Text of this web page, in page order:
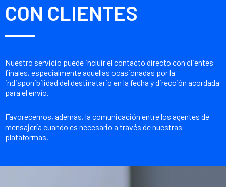
CON CLIENTES
Nuestro servicio puede incluir el contacto directo con clientes
finales, especialmente aquellas ocasionadas por la
indisponibilidad del destinatario en la fecha y dirección acordada
para el envío.
Favorecemos, además, la comunicación entre los agentes de
mensajería cuando es necesario a través de nuestras
plataformas.